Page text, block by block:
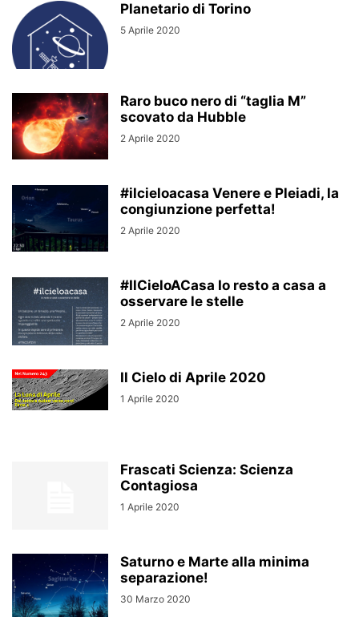
Planetario di Torino
5 Aprile 2020
Raro buco nero di “taglia M”
scovato da Hubble
2 Aprile 2020
#ilcieloacasa Venere e Pleiadi, la
congiunzione perfetta!
2 Aprile 2020
#IlCieloACasa Io resto a casa a
osservare le stelle
2 Aprile 2020
Il Cielo di Aprile 2020
1 Aprile 2020
Frascati Scienza: Scienza
Contagiosa
1 Aprile 2020
Saturno e Marte alla minima
separazione!
30 Marzo 2020